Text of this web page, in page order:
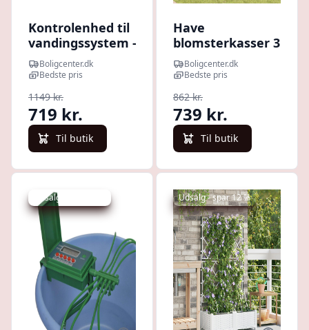
Kontrolenhed til
vandingssystem -
vandingscomputer
med 4-11 stationer
Boligcenter.dk
Bedste pris
1149 kr.
719 kr.
Til butik
Have
blomsterkasser 3
stk. - hvid PP, 120
× 40 × 37,5 cm
vandingssystem
Boligcenter.dk
Bedste pris
862 kr.
739 kr.
Til butik
Udsalg - spar 13 % Udsalg - spar 12 %